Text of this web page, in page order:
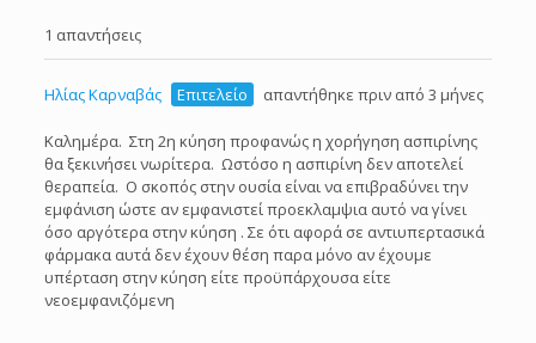
1 απαντήσεις
Ηλίας Καρναβάς Επιτελείο απαντήθηκε πριν από 3 μήνες
Καλημέρα. Στη 2η κύηση προφανώς η χορήγηση ασπιρίνης
θα ξεκινήσει νωρίτερα. Ωστόσο η ασπιρίνη δεν αποτελεί
θεραπεία. Ο σκοπός στην ουσία είναι να επιβραδύνει την
εμφάνιση ώστε αν εμφανιστεί προεκλαμψια αυτό να γίνει
όσο αργότερα στην κύηση . Σε ότι αφορά σε αντιυπερτασικά
φάρμακα αυτά δεν έχουν θέση παρα μόνο αν έχουμε
υπέρταση στην κύηση είτε προϋπάρχουσα είτε
νεοεμφανιζόμενη